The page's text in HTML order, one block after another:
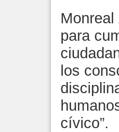
para
los
cívico”.